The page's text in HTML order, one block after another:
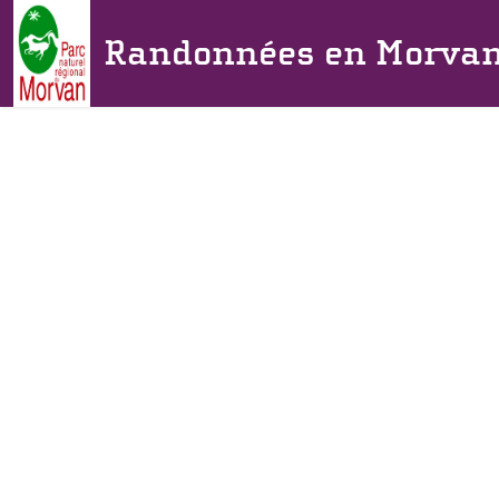
Randonnées en